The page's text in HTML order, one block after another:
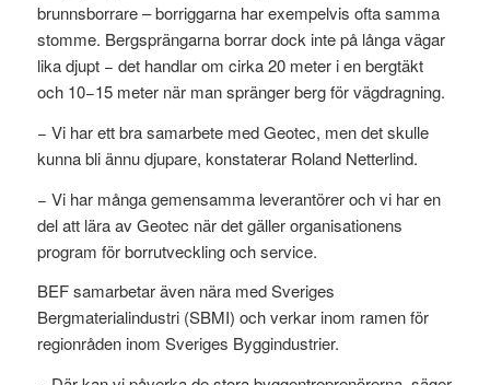
brunnsborrare – borriggarna har exempelvis ofta samma
stomme. Bergsprängarna borrar dock inte på långa vägar
lika djupt − det handlar om cirka 20 meter i en bergtäkt
och 10−15 meter när man spränger berg för vägdragning.
− Vi har ett bra samarbete med Geotec, men det skulle
kunna bli ännu djupare, konstaterar Roland Netterlind.
− Vi har många gemensamma leverantörer och vi har en
del att lära av Geotec när det gäller organisationens
program för borrutveckling och service.
BEF samarbetar även nära med Sveriges
Bergmaterialindustri (SBMI) och verkar inom ramen för
regionråden inom Sveriges Byggindustrier.